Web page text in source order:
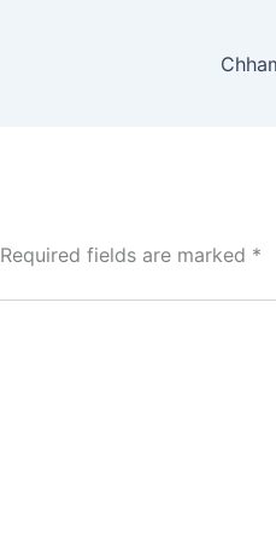
Required fields are marked *